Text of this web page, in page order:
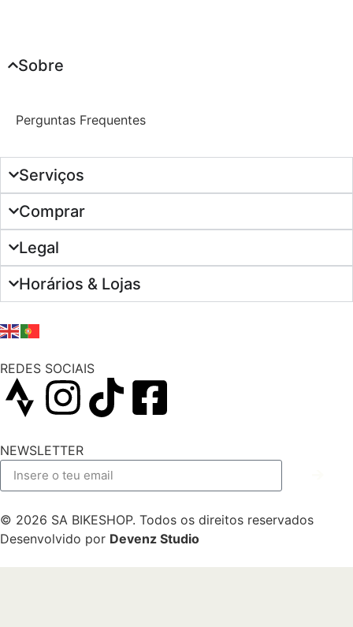
Sobre
Perguntas Frequentes
Serviços
Comprar
Legal
Horários & Lojas
REDES SOCIAIS
NEWSLETTER
© 2026 SA BIKESHOP. Todos os direitos reservados
Desenvolvido por Devenz Studio